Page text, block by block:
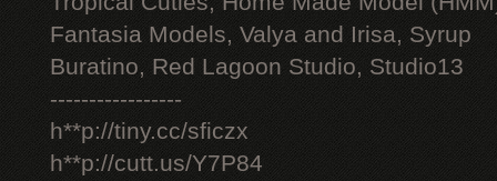
Fantasia Models, Valya and Irisa, Syrup
Buratino, Red Lagoon Studio, Studio13
-----------------
h**p://tiny.cc/sficzx
h**p://cutt.us/Y7P84